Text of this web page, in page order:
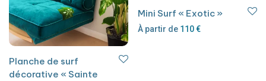
Planche de surf
décorative « Sainte
Mini Surf « Exotic »
À partir de 110€